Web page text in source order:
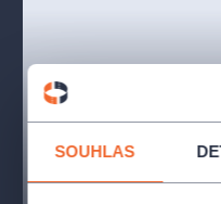
SOUHLAS
Moravy, Čech, Slovenska a
o nejznámější světové
Tvůrci